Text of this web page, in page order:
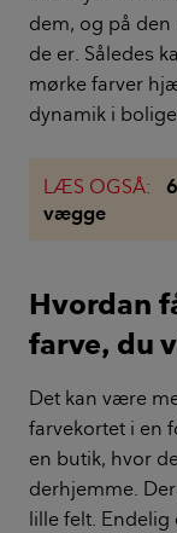
dem, og på
de er. Således
mørke farver
dynamik i
LÆS OGSÅ:
vægge
Hvordan
farve, du
Det kan være
farvekortet i en
en butik, hvor
derhjemme.
lille felt.